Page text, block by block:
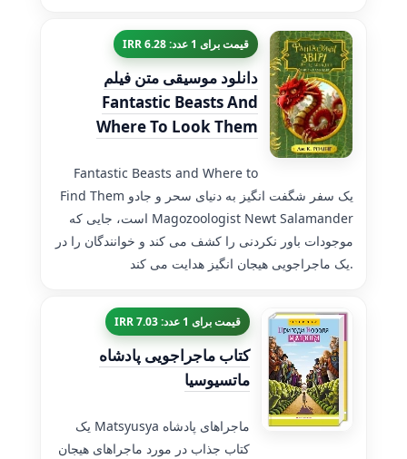
قیمت برای 1 عدد: 6.28 IRR
دانلود موسیقی متن فیلم
Fantastic Beasts And
Where To Look Them
Fantastic Beasts and Where to
Find Them یک سفر شگفت انگیز به دنیای سحر و جادو
است، جایی که Magozoologist Newt Salamander
موجودات باور نکردنی را کشف می کند و خوانندگان را در
یک ماجراجویی هیجان انگیز هدایت می کند.
قیمت برای 1 عدد: 7.03 IRR
کتاب ماجراجویی پادشاه
ماتسیوسیا
ماجراهای پادشاه Matsyusya یک
کتاب جذاب در مورد ماجراهای هیجان